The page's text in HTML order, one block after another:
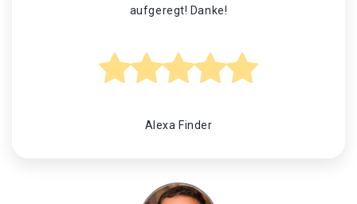
aufgeregt! Danke!
Alexa Finder